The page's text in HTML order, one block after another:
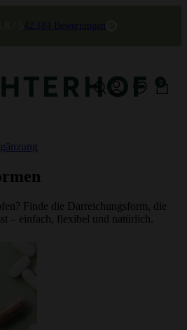
SucheKonto 0 Artikel
0
Finde die Darreichungsform, die
– einfach, flexibel und natürlich.